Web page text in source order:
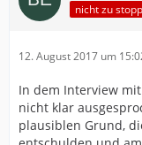
nicht zu
12. August 2017 um
In dem Interview
nicht klar
plausiblen Grund,